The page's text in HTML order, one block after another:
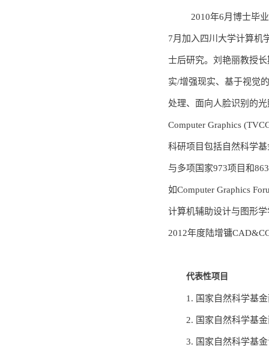
2010年6月博士毕
7月加入四川大学计算机
士后研究。刘艳丽教授
实/增强现实、基于视觉
处理、面向人脸识别的
Computer Graphics
科研项目包括自然科学
与多项国家973项目和
如Computer Graphics
计算机辅助设计与图形
2012年度陆增镛
代表性项目
1. 国家自然科学基
2. 国家自然科学基
3. 国家自然科学基